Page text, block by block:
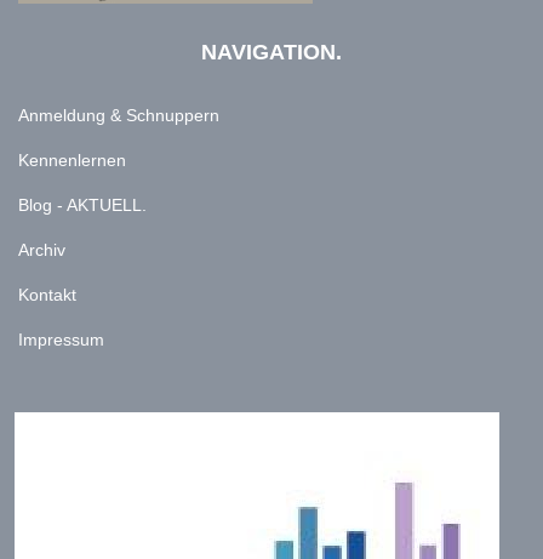
NAVIGATION.
Anmeldung & Schnuppern
Kennenlernen
Blog - AKTUELL.
Archiv
Kontakt
Impressum